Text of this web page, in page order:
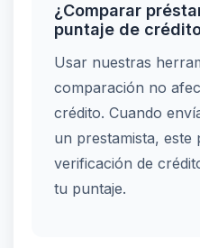
¿Comparar
puntaje de
Usar nuestras
comparación no
crédito. Cuando
un prestamista, este
verificación de
tu puntaje.